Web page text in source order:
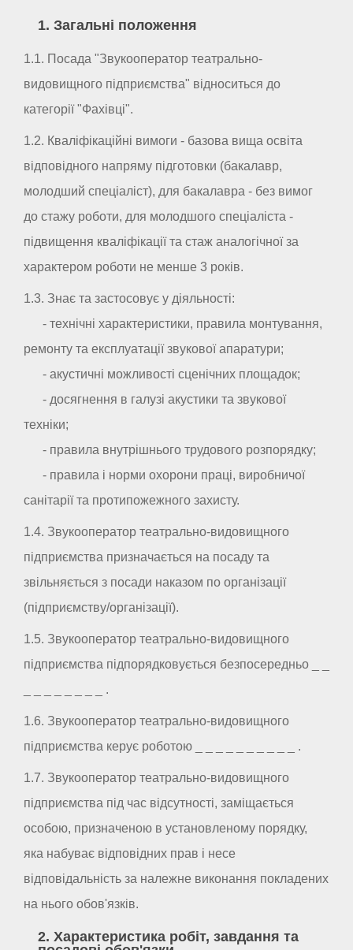
1. Загальні положення
1.1. Посада "Звукооператор театрально-
видовищного підприємства" відноситься до
категорії "Фахівці".
1.2. Кваліфікаційні вимоги - базова вища освіта
відповідного напряму підготовки (бакалавр,
молодший спеціаліст), для бакалавра - без вимог
до стажу роботи, для молодшого спеціаліста -
підвищення кваліфікації та стаж аналогічної за
характером роботи не менше 3 років.
1.3. Знає та застосовує у діяльності:
- технічні характеристики, правила монтування,
ремонту та експлуатації звукової апаратури;
- акустичні можливості сценічних площадок;
- досягнення в галузі акустики та звукової
техніки;
- правила внутрішнього трудового розпорядку;
- правила і норми охорони праці, виробничої
санітарії та протипожежного захисту.
1.4. Звукооператор театрально-видовищного
підприємства призначається на посаду та
звільняється з посади наказом по організації
(підприємству/організації).
1.5. Звукооператор театрально-видовищного
підприємства підпорядковується безпосередньо _ _
_ _ _ _ _ _ _ _ .
1.6. Звукооператор театрально-видовищного
підприємства керує роботою _ _ _ _ _ _ _ _ _ _ .
1.7. Звукооператор театрально-видовищного
підприємства під час відсутності, заміщається
особою, призначеною в установленому порядку,
яка набуває відповідних прав і несе
відповідальність за належне виконання покладених
на нього обов'язків.
2. Характеристика робіт, завдання та